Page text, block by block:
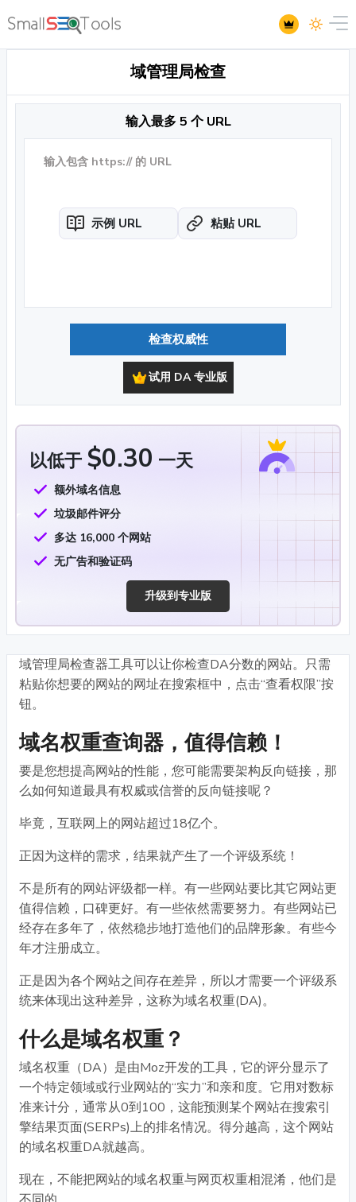
域管理局检查
输入最多 5 个 URL
示例 URL 粘贴 URL
检查权威性
试用 DA 专业版
以低于 $0.30 一天
额外域名信息
垃圾邮件评分
多达 16,000 个网站
无广告和验证码
升级到专业版
域管理局检查器工具可以让你检查DA分数的网站。只需
粘贴你想要的网站的网址在搜索框中，点击“查看权限”按
钮。
域名权重查询器，值得信赖！
要是您想提高网站的性能，您可能需要架构反向链接，那
么如何知道最具有权威或信誉的反向链接呢？
毕竟，互联网上的网站超过18亿个。
正因为这样的需求，结果就产生了一个评级系统！
不是所有的网站评级都一样。有一些网站要比其它网站更
值得信赖，口碑更好。有一些依然需要努力。有些网站已
经存在多年了，依然稳步地打造他们的品牌形象。有些今
年才注册成立。
正是因为各个网站之间存在差异，所以才需要一个评级系
统来体现出这种差异，这称为域名权重(DA)。
什么是域名权重？
域名权重（DA）是由Moz开发的工具，它的评分显示了
一个特定领域或行业网站的“实力”和亲和度。它用对数标
准来计分，通常从0到100，这能预测某个网站在搜索引
擎结果页面(SERPs)上的排名情况。得分越高，这个网站
的域名权重DA就越高。
现在，不能把网站的域名权重与网页权重相混淆，他们是